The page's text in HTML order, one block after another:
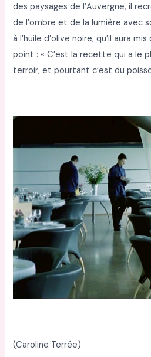
des paysages de l’Auvergne, il
de l’ombre et de la lumière avec
à l’huile d’olive noire, qu’il aura
point : « C’est la recette qui a le
terroir, et pourtant c’est du
(Caroline Terrée)